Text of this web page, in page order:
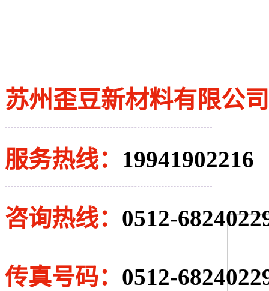
苏州歪豆新材料有限公司
服务热线： 19941902216
咨询热线： 0512-
传真号码： 0512-